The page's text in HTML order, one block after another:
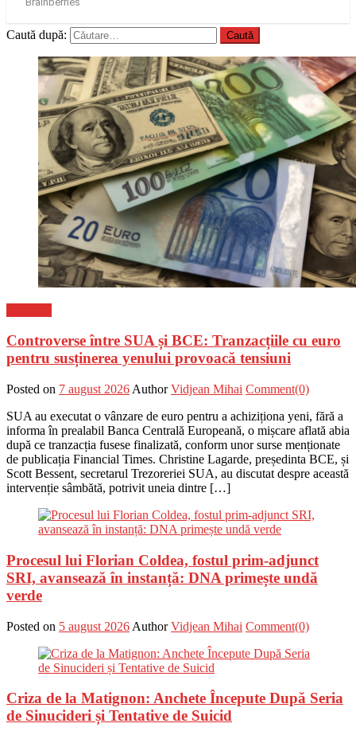
Caută după:
Controverse între SUA și BCE: Tranzacțiile cu euro
pentru susținerea yenului provoacă tensiuni
Posted on 7 august 2026 Author Vidjean Mihai Comment(0)
SUA au executat o vânzare de euro pentru a achiziționa yeni, fără a
informa în prealabil Banca Centrală Europeană, o mișcare aflată abia
după ce tranzacția fusese finalizată, conform unor surse menționate
de publicația Financial Times. Christine Lagarde, președinta BCE, și
Scott Bessent, secretarul Trezoreriei SUA, au discutat despre această
intervenție sâmbătă, potrivit uneia dintre […]
Procesul lui Florian Coldea, fostul prim-adjunct
SRI, avansează în instanță: DNA primește undă
verde
Posted on 5 august 2026 Author Vidjean Mihai Comment(0)
Criza de la Matignon: Anchete Începute După Seria
de Sinucideri și Tentative de Suicid